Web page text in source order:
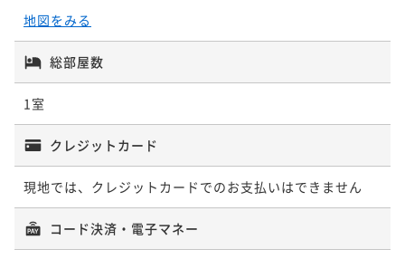
地図をみる
総部屋数
1室
クレジットカード
現地では、クレジットカードでのお支払いはできません
コード決済・電子マネー